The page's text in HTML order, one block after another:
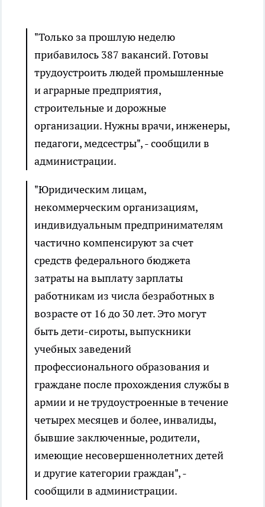
"Только за прошлую неделю
прибавилось 387 вакансий. Готовы
трудоустроить людей промышленные
и аграрные предприятия,
строительные и дорожные
организации. Нужны врачи, инженеры,
педагоги, медсестры", - сообщили в
администрации.
"Юридическим лицам,
некоммерческим организациям,
индивидуальным предпринимателям
частично компенсируют за счет
средств федерального бюджета
затраты на выплату зарплаты
работникам из числа безработных в
возрасте от 16 до 30 лет. Это могут
быть дети-сироты, выпускники
учебных заведений
профессионального образования и
граждане после прохождения службы в
армии и не трудоустроенные в течение
четырех месяцев и более, инвалиды,
бывшие заключенные, родители,
имеющие несовершеннолетних детей
и другие категории граждан", -
сообщили в администрации.